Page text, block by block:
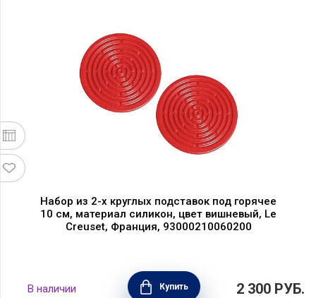
Набор из 2-х круглых подставок под горячее
10 см, материал силикон, цвет вишневый, Le
Creuset, Франция, 93000210060200
В наличии Купить 2 300 РУБ.